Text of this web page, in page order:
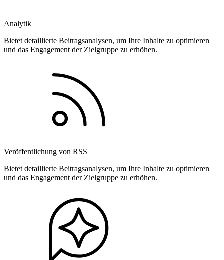
Analytik
Bietet detaillierte Beitragsanalysen, um Ihre Inhalte zu optimieren
und das Engagement der Zielgruppe zu erhöhen.
Veröffentlichung von RSS
Bietet detaillierte Beitragsanalysen, um Ihre Inhalte zu optimieren
und das Engagement der Zielgruppe zu erhöhen.